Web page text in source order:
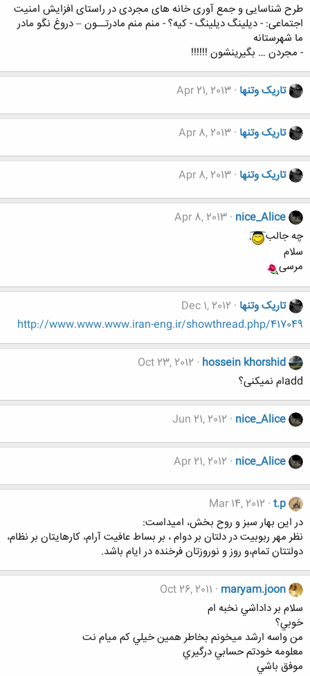
طرح شناسایی و جمع آوری خانه های مجردی در راستای افزایش امنیت
اجتماعی: - دیلینگ دیلینگ - کیه؟ - منم منم مادرتــون – دروغ نگو مادر
ما شهرستانه
- مجردن … بگیرینشون !!!!!!
تاریک وتنها Apr 21, 2013
تاریک وتنها Apr 8, 2013
تاریک وتنها Apr 8, 2013
nice_Alice
Apr 8, 2013
چه جالب
سلام
مرسی
تاریک وتنها Dec 1, 2012
http://www.www.www.iran-eng.ir/showthread.php/417049
hossein khorshid
Oct 23, 2012
addام نمیکنی؟
nice_Alice
Jun 21, 2012
nice_Alice
Apr 21, 2012
t.p
Mar 14, 2012
در این بهار سبز و روح بخش، امیداست:
نظر مهر ربوبیت در دلتان بر دوام ، بر بساط عافیت آرام، کارهایتان بر نظام،
دولتتان تمام،و روز و نوروزتان فرخنده در ایام باشد.
maryam.joon
Oct 26, 2011
سلام بر داداشي نخبه ام
خوبي؟
من واسه ارشد ميخونم بخاطر همين خيلي كم ميام نت
معلومه خودتم حسابي درگيري
موفق باشي